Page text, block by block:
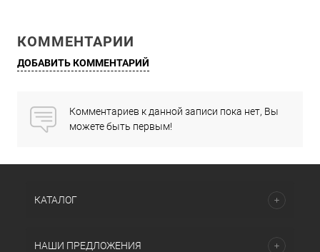
КОММЕНТАРИИ
ДОБАВИТЬ КОММЕНТАРИЙ
Комментариев к данной записи пока нет, Вы
можете быть первым!
КАТАЛОГ
НАШИ ПРЕДЛОЖЕНИЯ